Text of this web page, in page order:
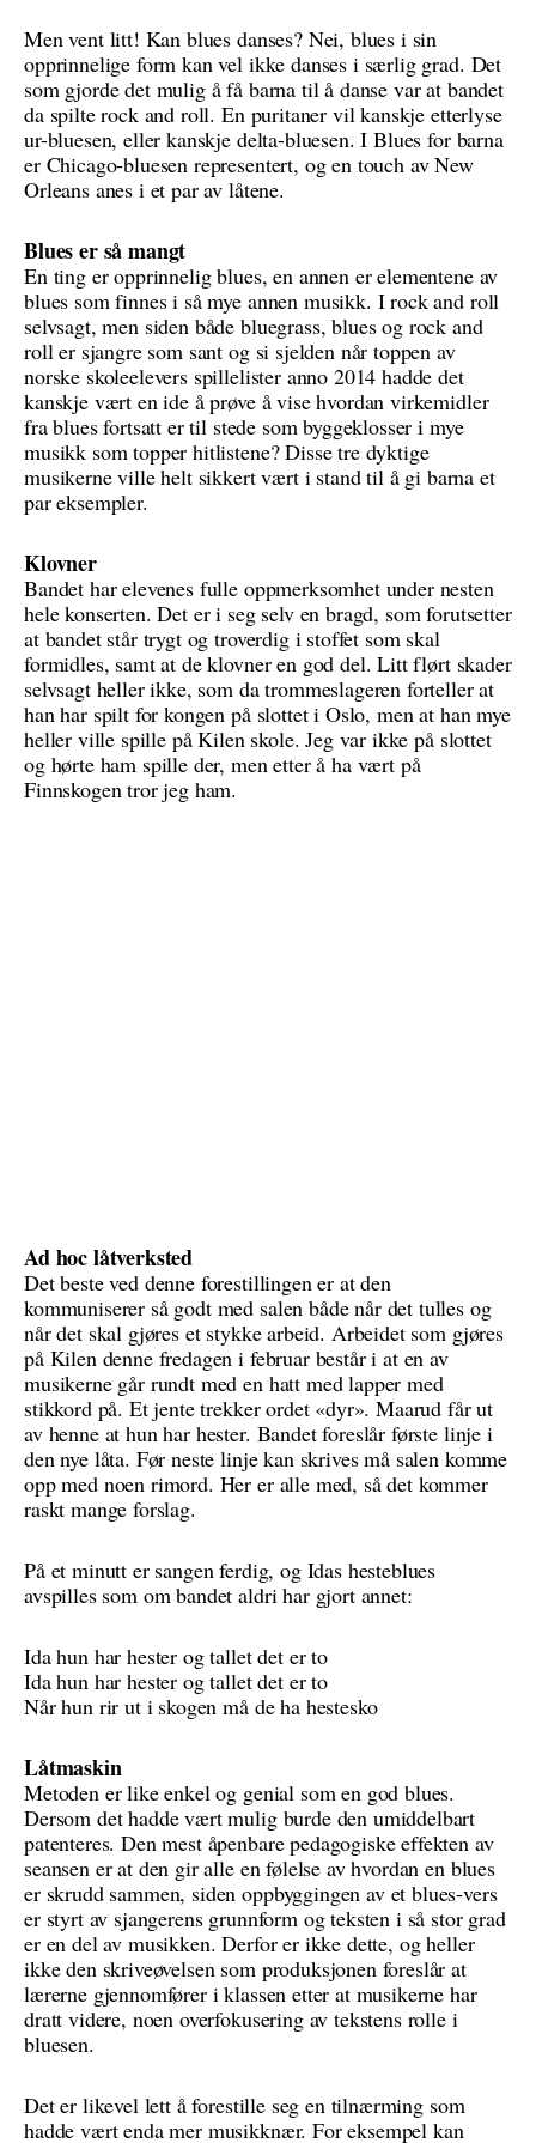
Men vent litt! Kan blues danses? Nei, blues i sin
opprinnelige form kan vel ikke danses i særlig grad. Det
som gjorde det mulig å få barna til å danse var at bandet
da spilte rock and roll. En puritaner vil kanskje etterlyse
ur-bluesen, eller kanskje delta-bluesen. I Blues for barna
er Chicago-bluesen representert, og en touch av New
Orleans anes i et par av låtene.
Blues er så mangt
En ting er opprinnelig blues, en annen er elementene av
blues som finnes i så mye annen musikk. I rock and roll
selvsagt, men siden både bluegrass, blues og rock and
roll er sjangre som sant og si sjelden når toppen av
norske skoleelevers spillelister anno 2014 hadde det
kanskje vært en ide å prøve å vise hvordan virkemidler
fra blues fortsatt er til stede som byggeklosser i mye
musikk som topper hitlistene? Disse tre dyktige
musikerne ville helt sikkert vært i stand til å gi barna et
par eksempler.
Klovner
Bandet har elevenes fulle oppmerksomhet under nesten
hele konserten. Det er i seg selv en bragd, som forutsetter
at bandet står trygt og troverdig i stoffet som skal
formidles, samt at de klovner en god del. Litt flørt skader
selvsagt heller ikke, som da trommeslageren forteller at
han har spilt for kongen på slottet i Oslo, men at han mye
heller ville spille på Kilen skole. Jeg var ikke på slottet
og hørte ham spille der, men etter å ha vært på
Finnskogen tror jeg ham.
Ad hoc låtverksted
Det beste ved denne forestillingen er at den
kommuniserer så godt med salen både når det tulles og
når det skal gjøres et stykke arbeid. Arbeidet som gjøres
på Kilen denne fredagen i februar består i at en av
musikerne går rundt med en hatt med lapper med
stikkord på. Et jente trekker ordet «dyr». Maarud får ut
av henne at hun har hester. Bandet foreslår første linje i
den nye låta. Før neste linje kan skrives må salen komme
opp med noen rimord. Her er alle med, så det kommer
raskt mange forslag.
På et minutt er sangen ferdig, og Idas hesteblues
avspilles som om bandet aldri har gjort annet:
Ida hun har hester og tallet det er to
Ida hun har hester og tallet det er to
Når hun rir ut i skogen må de ha hestesko
Låtmaskin
Metoden er like enkel og genial som en god blues.
Dersom det hadde vært mulig burde den umiddelbart
patenteres. Den mest åpenbare pedagogiske effekten av
seansen er at den gir alle en følelse av hvordan en blues
er skrudd sammen, siden oppbyggingen av et blues-vers
er styrt av sjangerens grunnform og teksten i så stor grad
er en del av musikken. Derfor er ikke dette, og heller
ikke den skriveøvelsen som produksjonen foreslår at
lærerne gjennomfører i klassen etter at musikerne har
dratt videre, noen overfokusering av tekstens rolle i
bluesen.
Det er likevel lett å forestille seg en tilnærming som
hadde vært enda mer musikknær. For eksempel kan